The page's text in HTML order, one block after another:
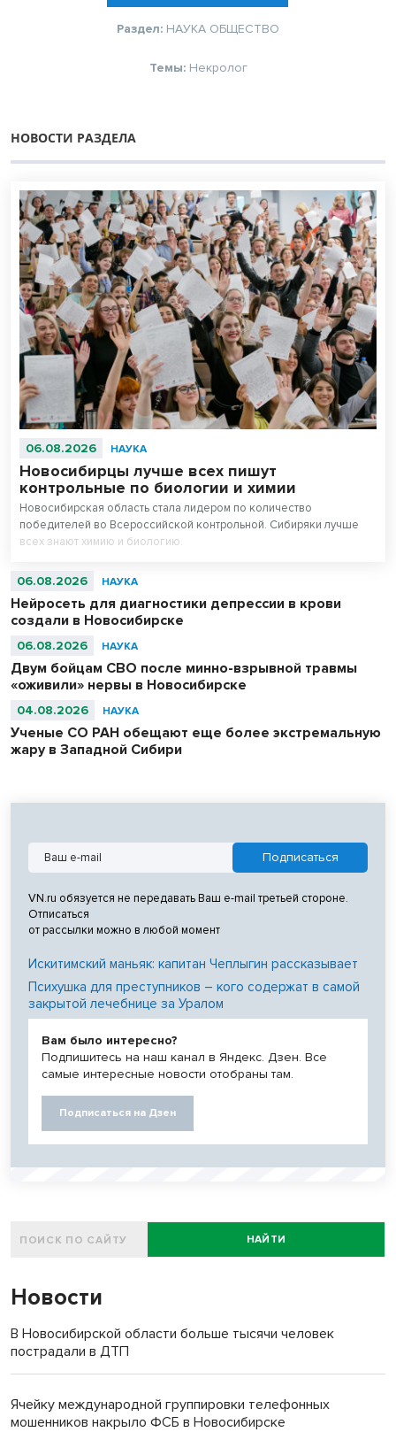
Раздел: НАУКА ОБЩЕСТВО
Темы: Некролог
НОВОСТИ РАЗДЕЛА
06.08.2026 НАУКА
Новосибирцы лучше всех пишут
контрольные по биологии и химии
Новосибирская область стала лидером по количество
победителей во Всероссийской контрольной. Сибиряки лучше
всех знают химию и биологию.
06.08.2026 НАУКА
Нейросеть для диагностики депрессии в крови
создали в Новосибирске
06.08.2026 НАУКА
Двум бойцам СВО после минно-взрывной травмы
«оживили» нервы в Новосибирске
04.08.2026 НАУКА
Ученые СО РАН обещают еще более экстремальную
жару в Западной Сибири
VN.ru обязуется не передавать Ваш e-mail третьей стороне.
Отписаться
от рассылки можно в любой момент
Искитимский маньяк: капитан Чеплыгин рассказывает
Психушка для преступников – кого содержат в самой
закрытой лечебнице за Уралом
Вам было интересно?
Подпишитесь на наш канал в Яндекс. Дзен. Все
самые интересные новости отобраны там.
Подписаться на Дзен
НАЙТИ
Новости
В Новосибирской области больше тысячи человек
пострадали в ДТП
Ячейку международной группировки телефонных
мошенников накрыло ФСБ в Новосибирске